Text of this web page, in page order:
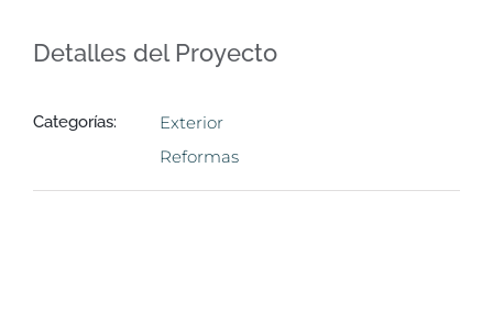
Detalles del Proyecto
Categorías:
Exterior
Reformas